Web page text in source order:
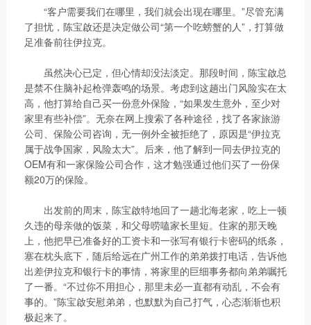
获取更多帮助
联系我们
销售服务热线：
0775-3220350
24小时售后服务热线：
+86 95098
+86 95098
“客户需要我们在哪里，我们就会出现在哪里。”尽管充满
了担忧，陈宝啟还是决定做公司“第一个吃螃蟹的人”，打算做
足准备前往伊拉克。
虽然决心已定，但心情却没法淡定。那段时间，陈宝啟总
是禁不住脑补起枪弹轰鸣的场景。考虑到这趟出门风险实在太
高，他打算给自己买一份意外保险，“如果发生意外，至少对
家里有些补偿”。无奈在网上搜索了各种途径，找了各家旅游
公司、保险公司咨询，无一例外全被拒绝了，原因是“伊拉克
属于战争国家，风险太大”。后来，他了解到一同去伊拉克的
OEM有和一家保险公司合作，这才勉强通过他们买了一份保
额20万的保险。
出发前的周末，陈宝啟特地回了一趟北海老家，吃上一顿
久违的母亲做的饭菜，和父母唠嗑家长里短。住家的那天晚
上，他把早已准备好的工资卡和一张写有银行卡密码的纸条，
塞在枕头底下，随后给远在广州工作的弟弟拨打电话，告诉他
出差伊拉克和银行卡的事情，将家里的巨细事务都向弟弟嘱托
了一番。“不过你不用担心，那里未必一直都有动乱，不会有
事的。”陈宝啟安慰弟弟，也默默为自己打气，心态渐渐也积
极起来了。